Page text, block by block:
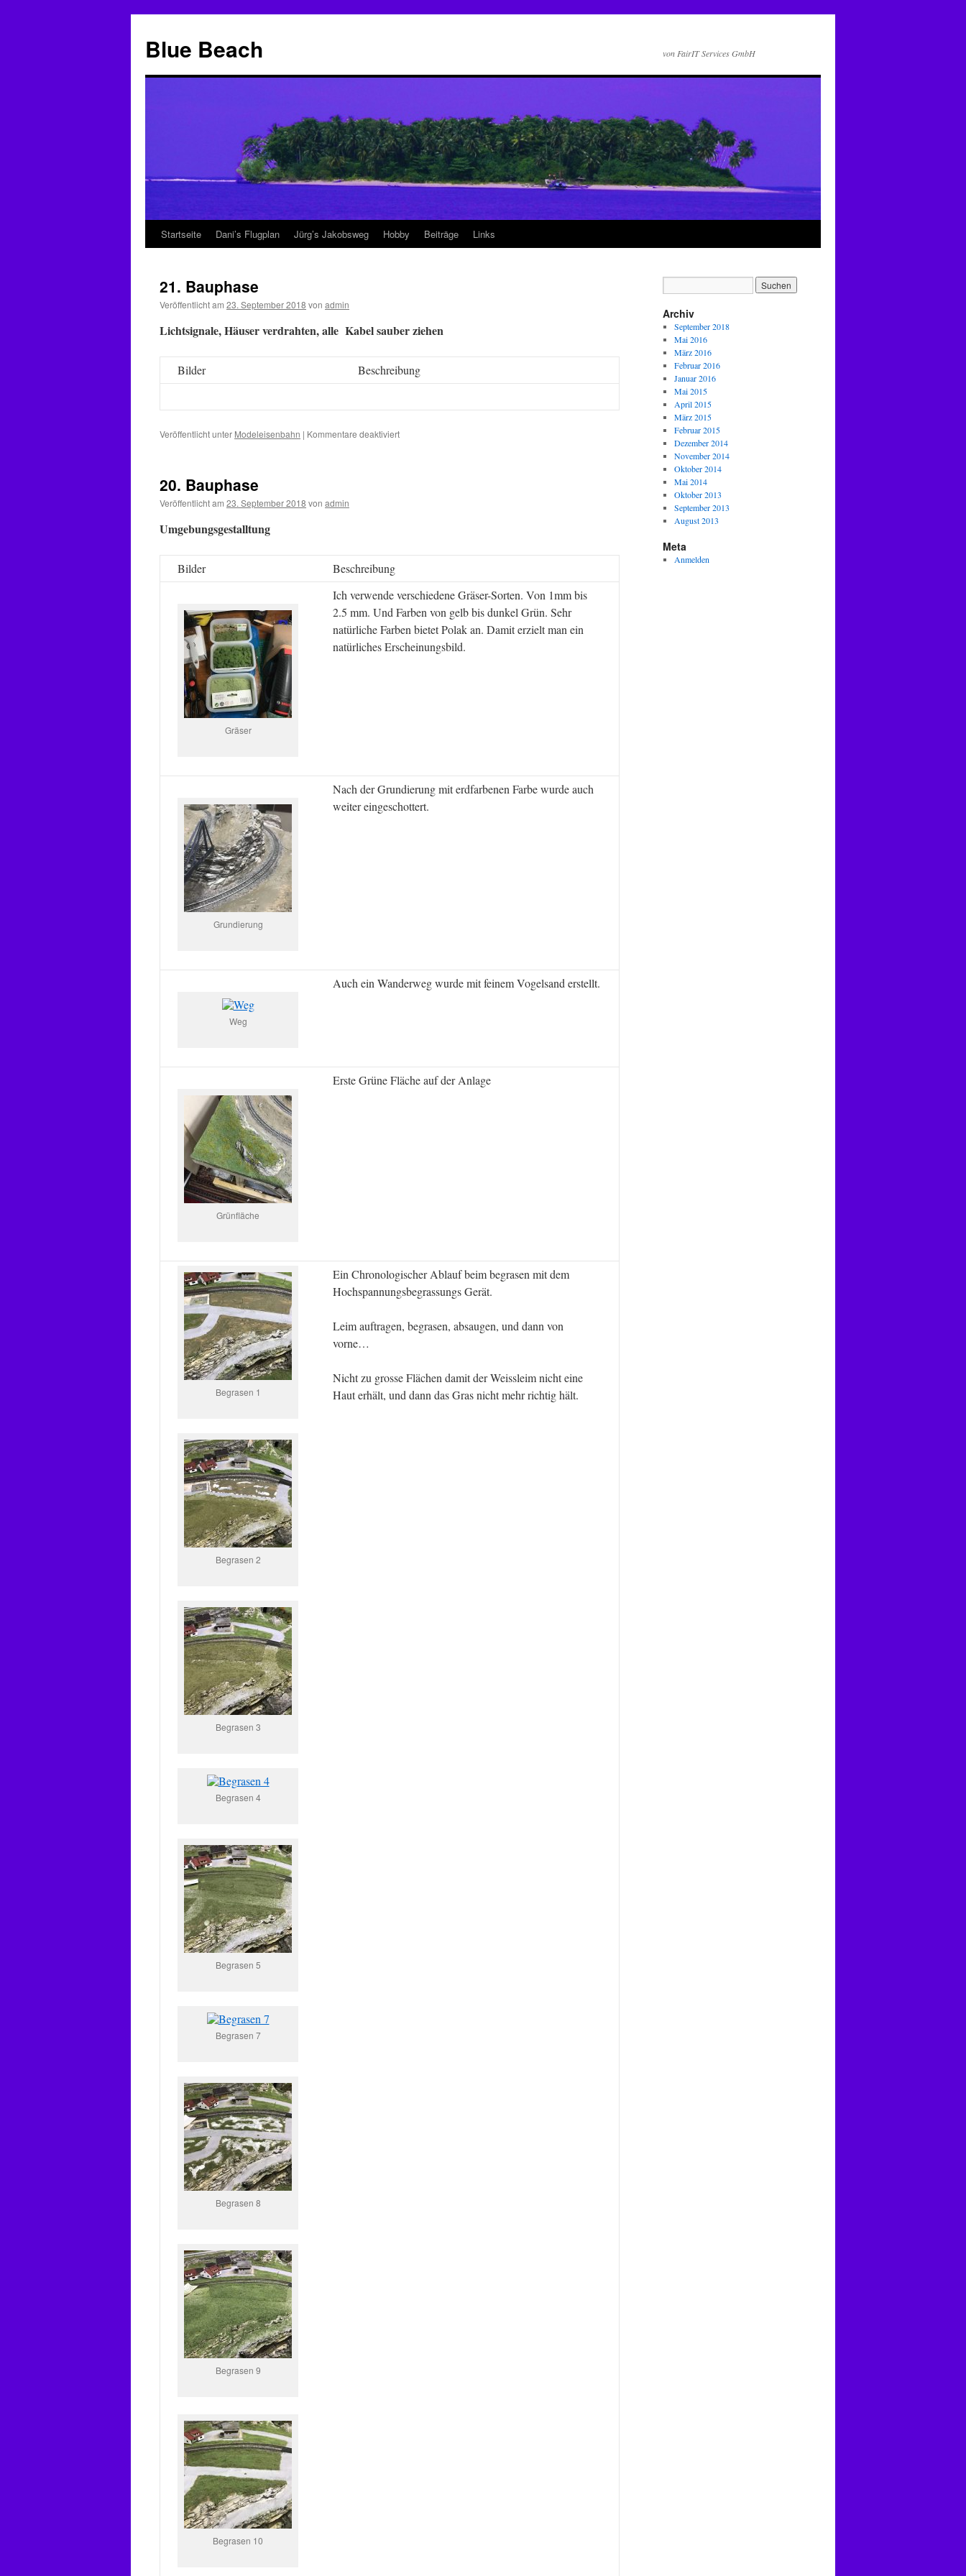
springen
Blue Beach von FairIT Services GmbH
Startseite Dani’s Flugplan Jürg’s Jakobsweg Hobby Beiträge Links
21. Bauphase
Veröffentlicht am 23. September 2018 von admin
Lichtsignale, Häuser verdrahten, alle Kabel sauber ziehen
Bilder Beschreibung
Veröffentlicht unter Modeleisenbahn | Kommentare deaktiviertfür
20. Bauphase
Veröffentlicht am 23. September 2018 von admin
Umgebungsgestalltung
Bilder Beschreibung
Gräser
Ich verwende verschiedene Gräser-Sorten. Von 1mm bis
2.5 mm. Und Farben von gelb bis dunkel Grün. Sehr
natürliche Farben bietet Polak an. Damit erzielt man ein
natürliches Erscheinungsbild.
Grundierung
Nach der Grundierung mit erdfarbenen Farbe wurde auch
weiter eingeschottert.
Weg
Auch ein Wanderweg wurde mit feinem Vogelsand erstellt.
Grünfläche
Erste Grüne Fläche auf der Anlage
Begrasen 1
Begrasen 2
Begrasen 3
Begrasen 4
Begrasen 5
Begrasen 7
Begrasen 8
Begrasen 9
Begrasen 10
Ein Chronologischer Ablauf beim begrasen mit dem
Hochspannungsbegrassungs Gerät.
Leim auftragen, begrasen, absaugen, und dann von
vorne…
Nicht zu grosse Flächen damit der Weissleim nicht eine
Haut erhält, und dann das Gras nicht mehr richtig hält.
Archiv
September 2018
Mai 2016
März 2016
Februar 2016
Januar 2016
Mai 2015
April 2015
März 2015
Februar 2015
Dezember 2014
November 2014
Oktober 2014
Mai 2014
Oktober 2013
September 2013
August 2013
Meta
Anmelden